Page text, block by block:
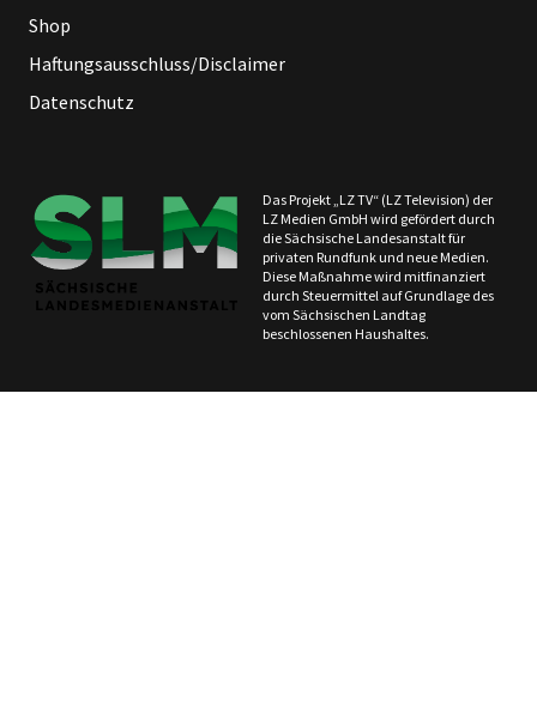
Shop
Haftungsausschluss/Disclaimer
Datenschutz
Das Projekt „LZ TV“ (LZ Television) der
LZ Medien GmbH wird gefördert durch
die Sächsische Landesanstalt für
privaten Rundfunk und neue Medien.
Diese Maßnahme wird mitfinanziert
durch Steuermittel auf Grundlage des
vom Sächsischen Landtag
beschlossenen Haushaltes.